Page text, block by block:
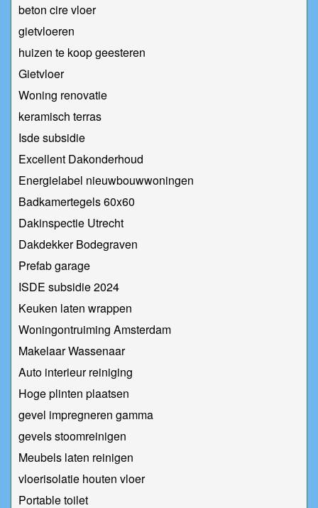
beton cire vloer
gietvloeren
huizen te koop geesteren
Gietvloer
Woning renovatie
keramisch terras
Isde subsidie
Excellent Dakonderhoud
Energielabel nieuwbouwwoningen
Badkamertegels 60x60
Dakinspectie Utrecht
Dakdekker Bodegraven
Prefab garage
ISDE subsidie 2024
Keuken laten wrappen
Woningontruiming Amsterdam
Makelaar Wassenaar
Auto interieur reiniging
Hoge plinten plaatsen
gevel impregneren gamma
gevels stoomreinigen
Meubels laten reinigen
vloerisolatie houten vloer
Portable toilet